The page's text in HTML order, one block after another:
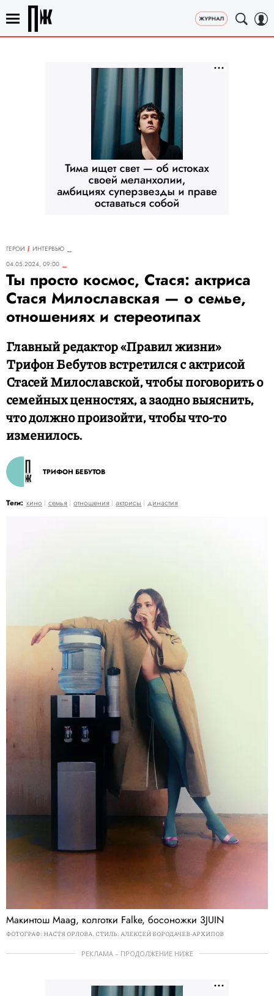
ГЕРОИ
ИНТЕРВЬЮ
04.05.2024, 09:00
Ты просто космос, Стася: актриса
Стася Милославская — о семье,
отношениях и стереотипах
Главный редактор «Правил жизни»
Трифон Бебутов встретился с актрисой
Стасей Милославской, чтобы поговорить о
семейных ценностях, а заодно выяснить,
что должно произойти, чтобы что-то
изменилось.
ТРИФОН БЕБУТОВ
Теги: кино семья отношения актрисы династия
Макинтош Maag, колготки Falke, босоножки 3JUIN
ФОТОГРАФ: НАСТЯ ОРЛОВА. СТИЛЬ: АЛЕКСЕЙ БОРОДАЧЕВ-АРХИПОВ
РЕКЛАМА – ПРОДОЛЖЕНИЕ НИЖЕ